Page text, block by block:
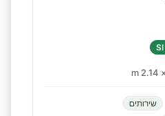
שירותים